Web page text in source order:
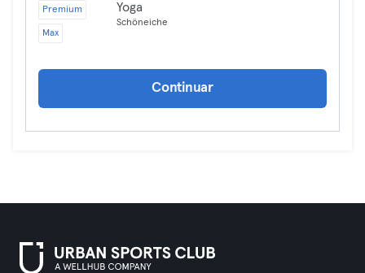
Premium
Max
Yoga
Schöneiche
Continuar